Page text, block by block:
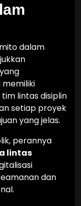
dalam
memiliki
lintas disiplin
setiap proyek
yang jelas.
perannya
lintas
dan